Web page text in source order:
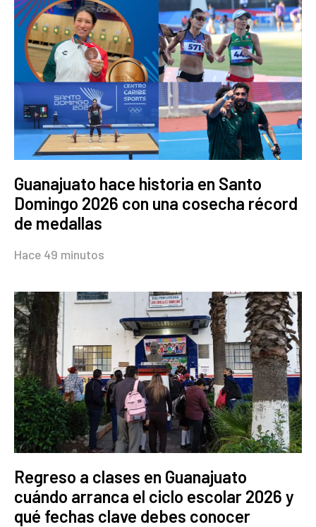
Guanajuato hace historia en Santo
Domingo 2026 con una cosecha récord
de medallas
Hace 49 minutos
Regreso a clases en Guanajuato
cuándo arranca el ciclo escolar 2026 y
qué fechas clave debes conocer